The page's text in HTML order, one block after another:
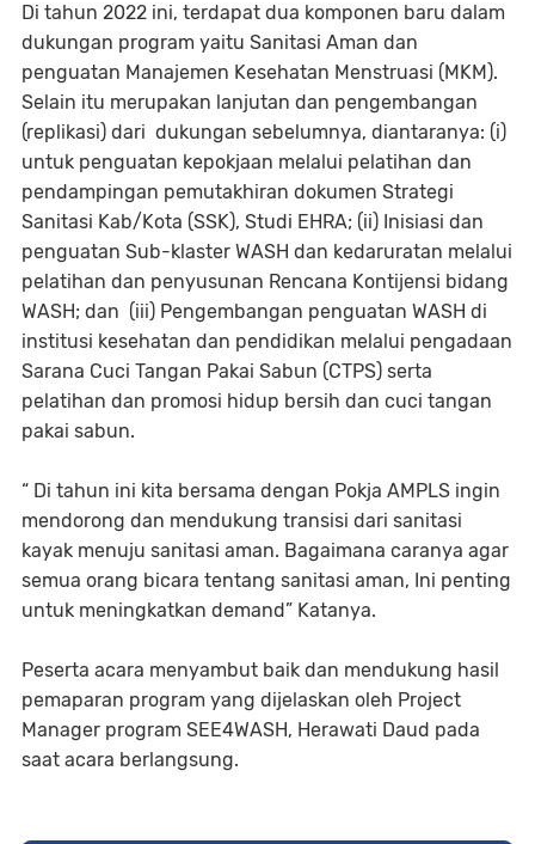
Di tahun 2022 ini, terdapat dua komponen baru dalam
dukungan program yaitu Sanitasi Aman dan
penguatan Manajemen Kesehatan Menstruasi (MKM).
Selain itu merupakan lanjutan dan pengembangan
(replikasi) dari dukungan sebelumnya, diantaranya: (i)
untuk penguatan kepokjaan melalui pelatihan dan
pendampingan pemutakhiran dokumen Strategi
Sanitasi Kab/Kota (SSK), Studi EHRA; (ii) Inisiasi dan
penguatan Sub-klaster WASH dan kedaruratan melalui
pelatihan dan penyusunan Rencana Kontijensi bidang
WASH; dan (iii) Pengembangan penguatan WASH di
institusi kesehatan dan pendidikan melalui pengadaan
Sarana Cuci Tangan Pakai Sabun (CTPS) serta
pelatihan dan promosi hidup bersih dan cuci tangan
pakai sabun.
“ Di tahun ini kita bersama dengan Pokja AMPLS ingin
mendorong dan mendukung transisi dari sanitasi
kayak menuju sanitasi aman. Bagaimana caranya agar
semua orang bicara tentang sanitasi aman, Ini penting
untuk meningkatkan demand” Katanya.
Peserta acara menyambut baik dan mendukung hasil
pemaparan program yang dijelaskan oleh Project
Manager program SEE4WASH, Herawati Daud pada
saat acara berlangsung.